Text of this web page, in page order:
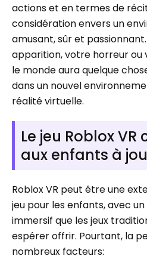
actions et en termes de
considération envers un
amusant, sûr et
apparition, votre horreur ou
le monde aura quelque
dans un nouvel
réalité virtuelle.
Le jeu Roblox
aux enfants à
Roblox VR peut être une
jeu pour les enfants, avec
immersif que les jeux
espérer offrir. Pourtant, la
nombreux facteurs: